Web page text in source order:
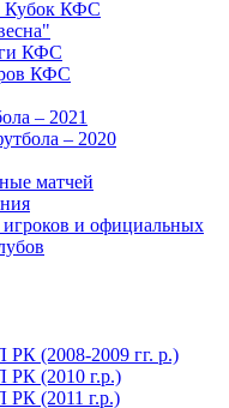
Кубок КФС
КФС
КФС
– 2021
– 2020
матчей
и официальных
(2008-2009 гг. р.)
(2010 г.р.)
(2011 г.р.)